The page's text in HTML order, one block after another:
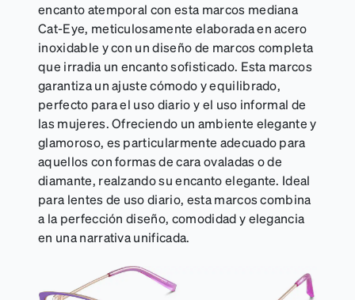
encanto atemporal con esta marcos mediana
Cat-Eye, meticulosamente elaborada en acero
inoxidable y con un diseño de marcos completa
que irradia un encanto sofisticado. Esta marcos
garantiza un ajuste cómodo y equilibrado,
perfecto para el uso diario y el uso informal de
las mujeres. Ofreciendo un ambiente elegante y
glamoroso, es particularmente adecuado para
aquellos con formas de cara ovaladas o de
diamante, realzando su encanto elegante. Ideal
para lentes de uso diario, esta marcos combina
a la perfección diseño, comodidad y elegancia
en una narrativa unificada.